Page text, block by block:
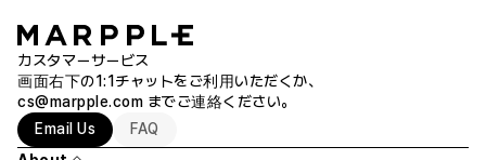
カスタマーサービス
画面右下の1:1チャットをご利用いただくか、
cs@marpple.com までご連絡ください。
Email Us
FAQ